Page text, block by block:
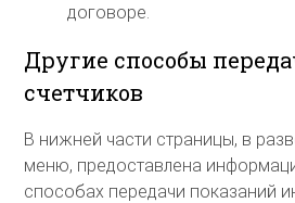
договоре.
Другие способы
счетчиков
В нижней части страницы, в
меню, предоставлена
способах передачи показаний